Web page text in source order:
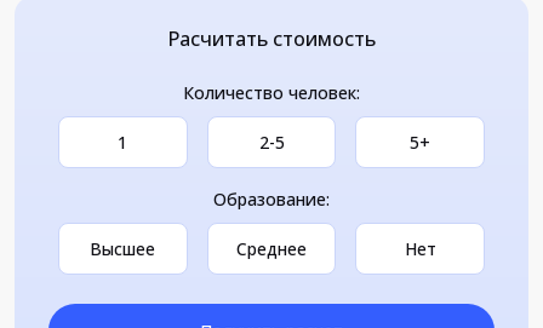
Расчитать стоимость
Количество человек:
1 2-5 5+
Образование:
Высшее Среднее Нет